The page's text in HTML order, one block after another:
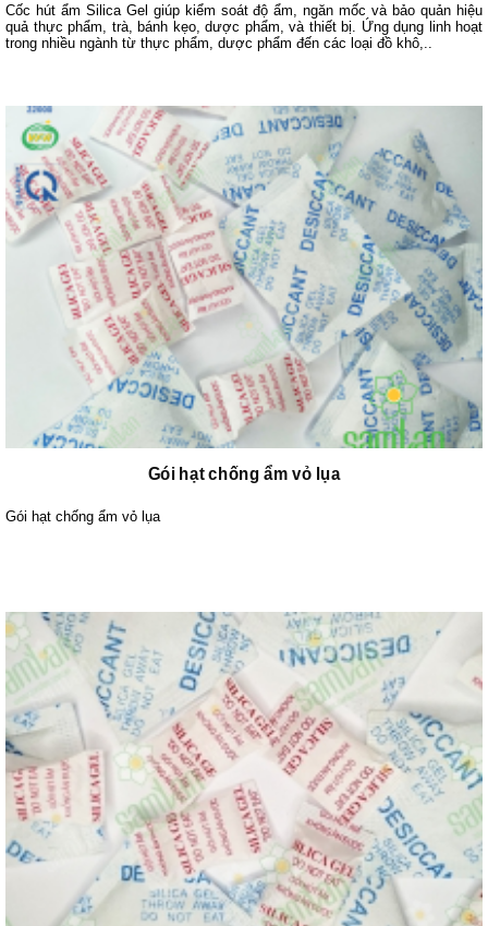
Cốc hút ẩm Silica Gel giúp kiểm soát độ ẩm, ngăn mốc và bảo quản hiệu
quả thực phẩm, trà, bánh kẹo, dược phẩm, và thiết bị. Ứng dụng linh hoạt
trong nhiều ngành từ thực phẩm, dược phẩm đến các loại đồ khô,..
Gói hạt chống ẩm vỏ lụa
Gói hạt chống ẩm vỏ lụa